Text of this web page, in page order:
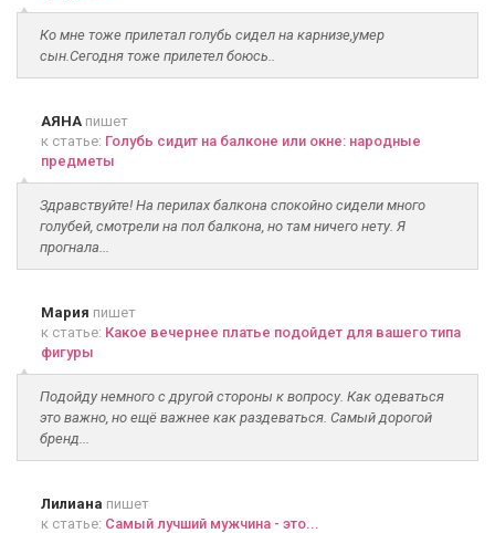
Ко мне тоже прилетал голубь сидел на карнизе,умер
сын.Сегодня тоже прилетел боюсь..
АЯНА пишет
к статье: Голубь сидит на балконе или окне: народные
предметы
Здравствуйте! На перилах балкона спокойно сидели много
голубей, смотрели на пол балкона, но там ничего нету. Я
прогнала...
Мария пишет
к статье: Какое вечернее платье подойдет для вашего типа
фигуры
Подойду немного с другой стороны к вопросу. Как одеваться
это важно, но ещё важнее как раздеваться. Самый дорогой
бренд...
Лилиана пишет
к статье: Самый лучший мужчина - это...